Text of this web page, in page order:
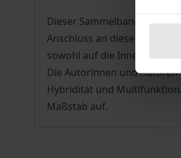
Dieser Sammelband
Anschluss an diese
sowohl auf die Innere
Die Autorinnen und
Hybridität und
Maßstab auf.